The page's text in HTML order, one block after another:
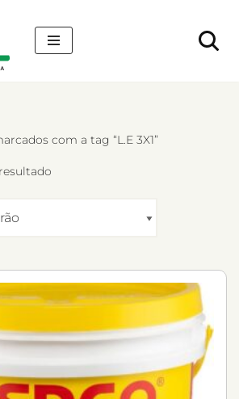
com a tag “L.E 3X1”